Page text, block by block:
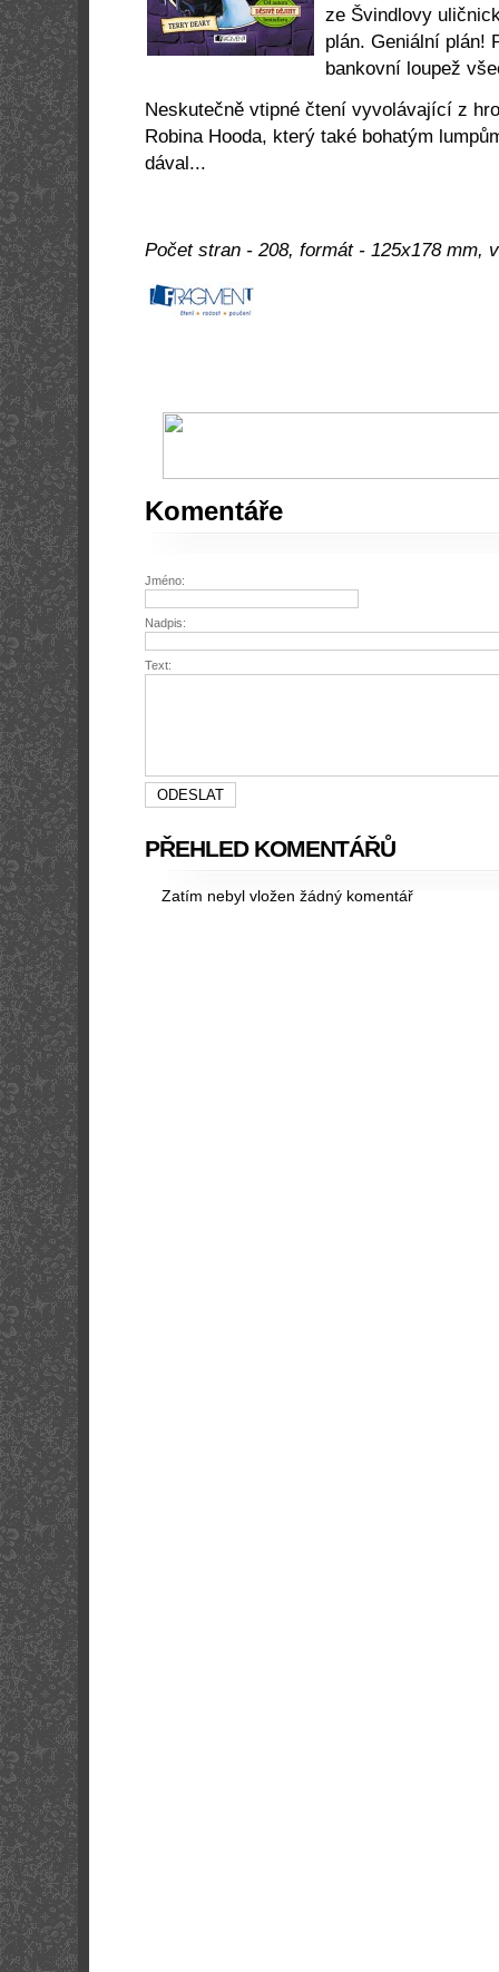
ze Švindlovy
plán. Geniální plán!
bankovní loupež
Neskutečně vtipné čtení vyvolávající z
Robina Hooda, který také bohatým
dával...
Počet stran - 208, formát - 125x178 mm,
Komentáře
Jméno:
Nadpis:
Text:
PŘEHLED KOMENTÁŘŮ
Zatím nebyl vložen žádný komentář